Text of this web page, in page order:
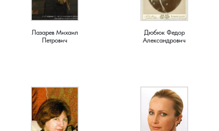
Лазарев Михаил
Петрович
Дюбюк Федор
Александрович
Пищихино , деревня
Плясицыно, деревня
Полушино, деревня
Приволье, деревня